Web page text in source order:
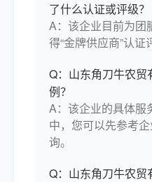
了什么认证或评级？
A：该企业目前为团
得“金牌供应商”认证
Q：山东角刀牛农
例？
A：该企业的具体服
中，您可以先参考
询。
Q：山东角刀牛农